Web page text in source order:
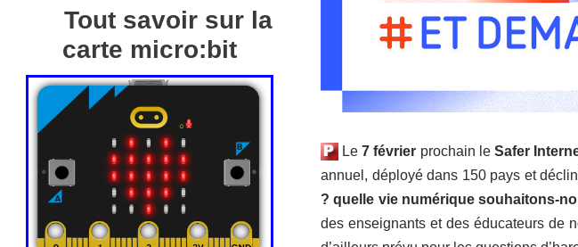
Tout savoir sur la
carte micro:bit
Le7 février prochain le Safer
annuel, déployé dans 150 pays et
? quelle vie numérique souhaitons-
des enseignants et des éducateurs de